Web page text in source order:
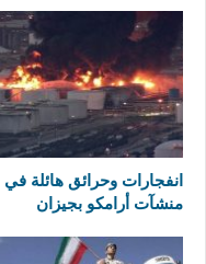
انفجارات وحرائق هائلة في
منشآت أرامكو بجيزان